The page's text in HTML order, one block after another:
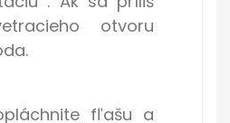
otvoru
fľašu a